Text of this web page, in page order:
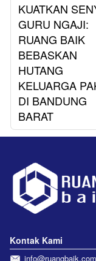
KUATKAN
GURU NGAJI:
RUANG BAIK
BEBASKAN
HUTANG
KELUARGA
DI BANDUNG
BARAT
Kontak Kami
info@ruangbaik.com